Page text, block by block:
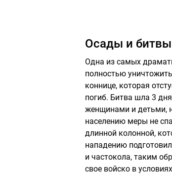
Осады и битвы
Одна из самых
полностью
коннице, которая
погиб. Битва шла 3
женщинами и детьми,
населению меры не
длинной колонной,
нападению
и частокола, таким
свое войско в